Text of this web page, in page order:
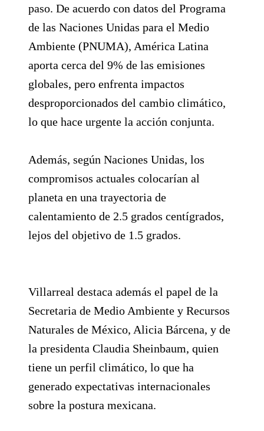
paso. De acuerdo con datos del Programa
de las Naciones Unidas para el Medio
Ambiente (PNUMA), América Latina
aporta cerca del 9% de las emisiones
globales, pero enfrenta impactos
desproporcionados del cambio climático,
lo que hace urgente la acción conjunta.
Además, según Naciones Unidas, los
compromisos actuales colocarían al
planeta en una trayectoria de
calentamiento de 2.5 grados centígrados,
lejos del objetivo de 1.5 grados.
Villarreal destaca además el papel de la
Secretaria de Medio Ambiente y Recursos
Naturales de México, Alicia Bárcena, y de
la presidenta Claudia Sheinbaum, quien
tiene un perfil climático, lo que ha
generado expectativas internacionales
sobre la postura mexicana.